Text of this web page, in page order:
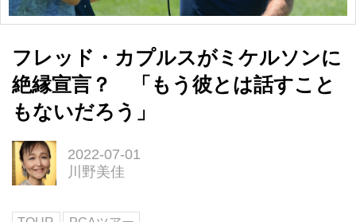
フレッド・カプルスがミケルソンに
絶縁宣言？ 「もう彼とは話すこと
もないだろう」
2022-07-01
川野美佳